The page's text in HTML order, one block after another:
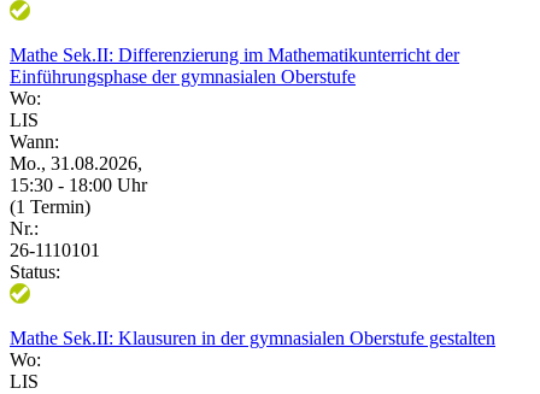
Mathe Sek.II: Differenzierung im Mathematikunterricht der
Einführungsphase der gymnasialen Oberstufe
Wo:
LIS
Wann:
Mo., 31.08.2026,
15:30 - 18:00 Uhr
(1 Termin)
Nr.:
26-1110101
Status:
Mathe Sek.II: Klausuren in der gymnasialen Oberstufe gestalten
Wo:
LIS